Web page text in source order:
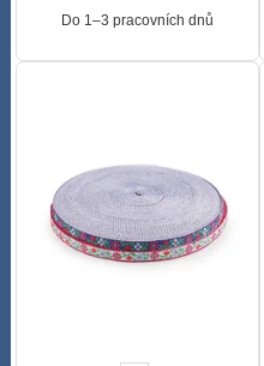
Do 1–3 pracovních dnů